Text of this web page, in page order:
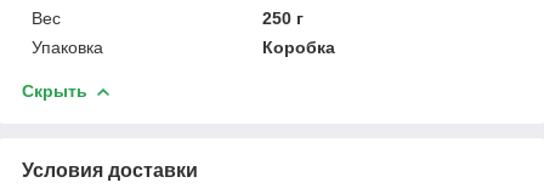
Вес
250 г
Упаковка
Коробка
Скрыть
Условия доставки